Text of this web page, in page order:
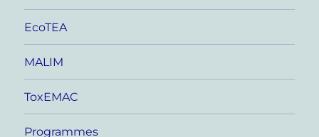
EcoTEA
MALIM
ToxEMAC
Programmes